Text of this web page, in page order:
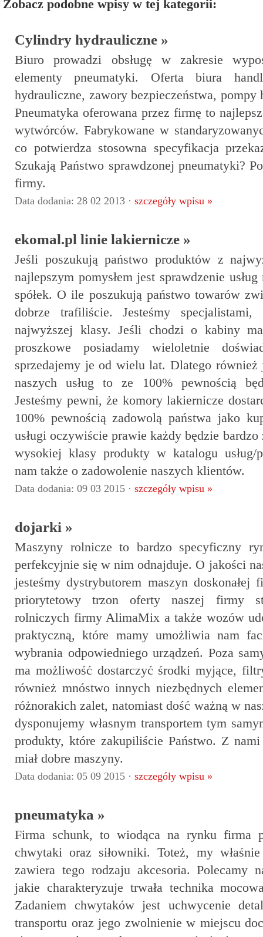
Zobacz podobne wpisy w tej kategorii:
Cylindry hydrauliczne »
Biuro prowadzi obsługę w zakresie
elementy pneumatyki. Oferta biura
hydrauliczne, zawory bezpieczeństwa, pompy
Pneumatyka oferowana przez firmę to
wytwórców. Fabrykowane w
co potwierdza stosowna specyfikacja
Szukają Państwo sprawdzonej pneumatyki?
firmy.
Data dodania: 28 02 2013 · szczegóły wpisu »
ekomal.pl linie lakiernicze »
Jeśli poszukują państwo produktów z
najlepszym pomysłem jest sprawdzenie
spółek. O ile poszukują państwo towarów
dobrze trafiliście. Jesteśmy
najwyższej klasy. Jeśli chodzi o kabiny
proszkowe posiadamy wieloletnie
sprzedajemy je od wielu lat. Dlatego
naszych usług to ze 100% pewnością
Jesteśmy pewni, że komory lakiernicze
100% pewnością zadowolą państwa jako
usługi oczywiście prawie każdy będzie
wysokiej klasy produkty w katalogu usług/
nam także o zadowolenie naszych klientów.
Data dodania: 09 03 2015 · szczegóły wpisu »
dojarki »
Maszyny rolnicze to bardzo specyficzny
perfekcyjnie się w nim odnajduje. O jakości
jesteśmy dystrybutorem maszyn
priorytetowy trzon oferty naszej firmy
rolniczych firmy AlimaMix a także wozów
praktyczną, które mamy umożliwia nam
wybrania odpowiedniego urządzeń. Poza
ma możliwość dostarczyć środki myjące,
również mnóstwo innych niezbędnych
różnorakich zalet, natomiast dość ważną w
dysponujemy własnym transportem tym
produkty, które zakupiliście Państwo. Z
miał dobre maszyny.
Data dodania: 05 09 2015 · szczegóły wpisu »
pneumatyka »
Firma schunk, to wiodąca na rynku firma
chwytaki oraz siłowniki. Toteż, my
zawiera tego rodzaju akcesoria. Polecamy
jakie charakteryzuje trwała technika
Zadaniem chwytaków jest uchwycenie
transportu oraz jego zwolnienie w miejscu